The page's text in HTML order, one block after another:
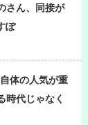
さん、同接が
ぽ
体の人気が重
時代じゃなく